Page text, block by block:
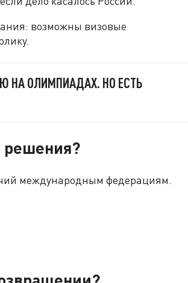
возможны визовые
НА ОЛИМПИАДАХ. НО ЕСТЬ
решения?
международным федерациям.